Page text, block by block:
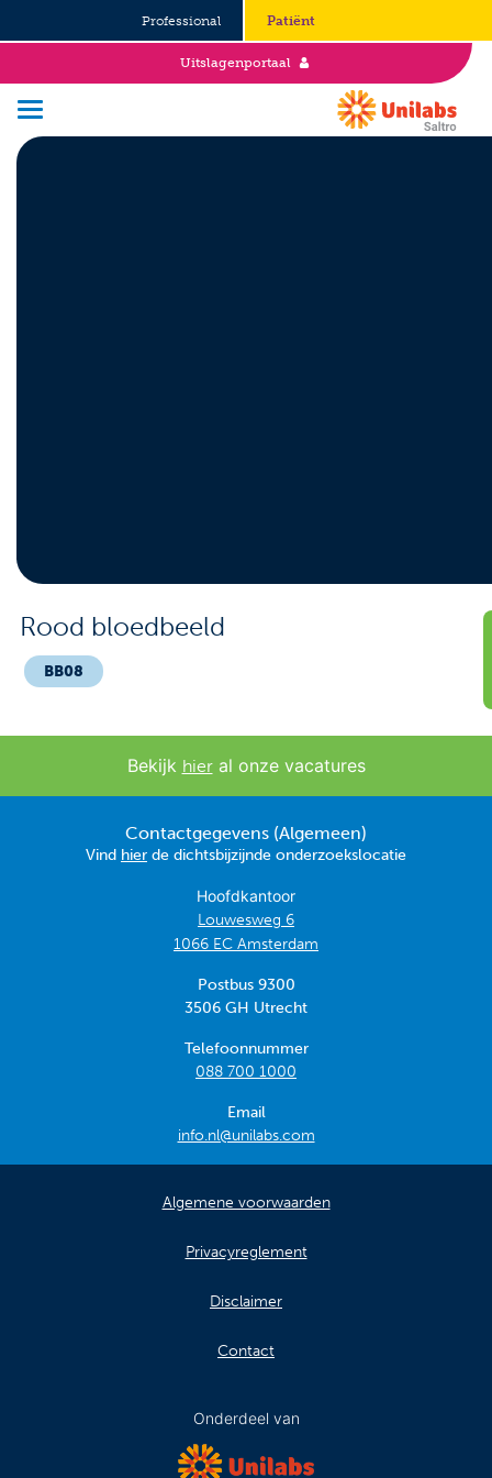
Professional Patiënt
Uitslagenportaal
Tarieven
Locaties
Praktische informatie
Trombosedienst
Rood bloedbeeld
BB08
Bekijk hieral onze vacatures
Contactgegevens (Algemeen)
Vind hier de dichtsbijzijnde onderzoekslocatie
Hoofdkantoor
Louwesweg 6
1066 EC Amsterdam
Postbus 9300
3506 GH Utrecht
Telefoonnummer
088 700 1000
Email
info.nl@unilabs.com
Algemene voorwaarden
Privacyreglement
Disclaimer
Contact
Onderdeel van